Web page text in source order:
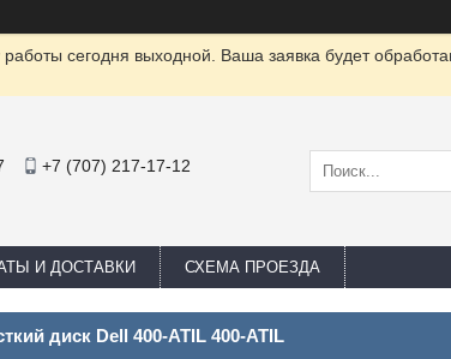
сегодня выходной. Ваша заявка будет
+7 (707) 217-17-12
И ДОСТАВКИ СХЕМА ПРОЕЗДА
диск Dell 400-ATIL 400-ATIL